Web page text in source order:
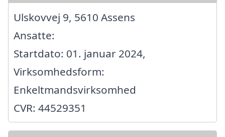
Ulskovvej 9, 5610 Assens
Ansatte:
Startdato: 01. januar 2024,
Virksomhedsform:
Enkeltmandsvirksomhed
CVR: 44529351